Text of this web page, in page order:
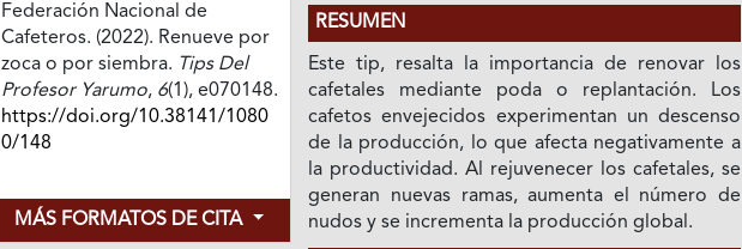
Federación Nacional de
Cafeteros. (2022). Renueve por
zoca o por siembra. Tips Del
Profesor Yarumo, 6(1), e070148.
https://doi.org/10.38141/1080
0/148
MÁS FORMATOS DE CITA
RESUMEN
Este tip, resalta la importancia de renovar los
cafetales mediante poda o replantación. Los
cafetos envejecidos experimentan un descenso
de la producción, lo que afecta negativamente a
la productividad. Al rejuvenecer los cafetales, se
generan nuevas ramas, aumenta el número de
nudos y se incrementa la producción global.